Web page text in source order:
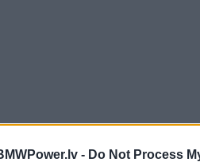
- Do Not Process